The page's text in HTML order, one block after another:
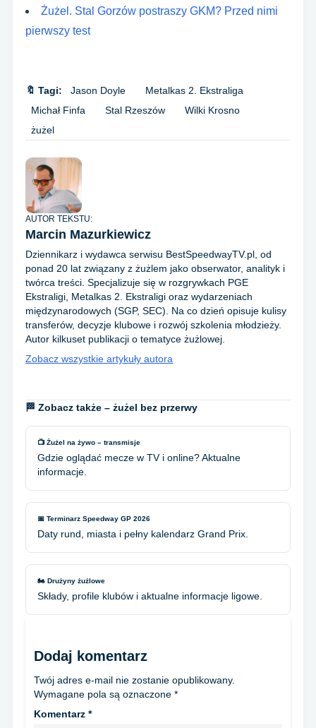
Żużel. Stal Gorzów postraszy GKM? Przed nimi
pierwszy test
🔖 Tagi: Jason Doyle
Metalkas 2. Ekstraliga
Michał Finfa
Stal Rzeszów
Wilki Krosno
żużel
AUTOR TEKSTU:
Marcin Mazurkiewicz
Dziennikarz i wydawca serwisu BestSpeedwayTV.pl, od
ponad 20 lat związany z żużlem jako obserwator, analityk i
twórca treści. Specjalizuje się w rozgrywkach PGE
Ekstraligi, Metalkas 2. Ekstraligi oraz wydarzeniach
międzynarodowych (SGP, SEC). Na co dzień opisuje kulisy
transferów, decyzje klubowe i rozwój szkolenia młodzieży.
Autor kilkuset publikacji o tematyce żużlowej.
Zobacz wszystkie artykuły autora
🏁 Zobacz także – żużel bez przerwy
📺 Żużel na żywo – transmisje
Gdzie oglądać mecze w TV i online? Aktualne
informacje.
📅 Terminarz Speedway GP 2026
Daty rund, miasta i pełny kalendarz Grand Prix.
🏍️ Drużyny żużlowe
Składy, profile klubów i aktualne informacje ligowe.
Dodaj komentarz
Twój adres e-mail nie zostanie opublikowany.
Wymagane pola są oznaczone *
Komentarz *